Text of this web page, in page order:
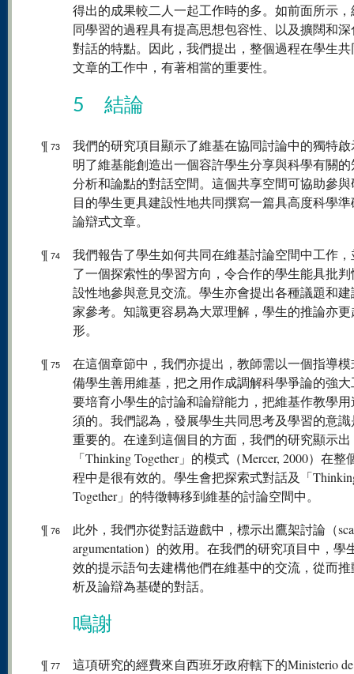
得出的成果較二人一起工作時的多。如前面所示
同學習的過程具有提高思想包容性、以及擴闊和
對話的特點。因此，我們提出，整個過程在學生
文章的工作中，有著相當的重要性。
5 結論
¶ 73
我們的研究項目顯示了維基在協同討論中的獨特
明了維基能創造出一個容許學生分享與科學有關
分析和論點的對話空間。這個共享空間可協助參
目的學生更具建設性地共同撰寫一篇具高度科學
論辯式文章。
¶ 74
我們報告了學生如何共同在維基討論空間中工作
了一個探索性的學習方向，令合作的學生能具批
設性地參與意見交流。學生亦會提出各種議題和
家參考。知識更容易為大眾理解，學生的推論亦更
形。
¶ 75
在這個章節中，我們亦提出，教師需以一個指導
備學生善用維基，把之用作成調解科學爭論的強
要培育小學生的討論和論辯能力，把維基作教學
須的。我們認為，發展學生共同思考及學習的意
重要的。在達到這個目的方面，我們的研究顯示出
「Thinking Together」的模式（Mercer, 2000）在整
程中是很有效的。學生會把探索式對話及「
Together」的特徵轉移到維基的討論空間中。
¶ 76
此外，我們亦從對話遊戲中，標示出鷹架討論（
argumentation）的效用。在我們的研究項目中，學
效的提示語句去建構他們在維基中的交流，從而
析及論辯為基礎的對話。
鳴謝
¶ 77
這項研究的經費來自西班牙政府轄下的Ministerio de